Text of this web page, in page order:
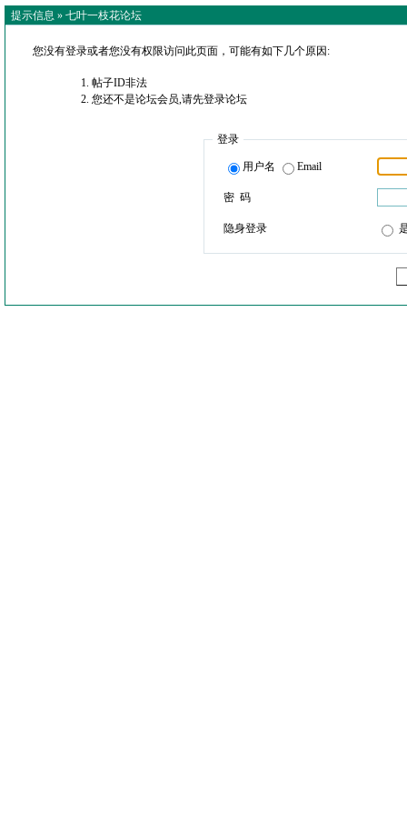
提示信息 » 七叶一枝花论坛
您没有登录或者您没有权限访问此页面，可能有如下几个原因:
帖子ID非法
您还不是论坛会员,请先登录论坛
登录
用户名 Email
密 码
隐身登录